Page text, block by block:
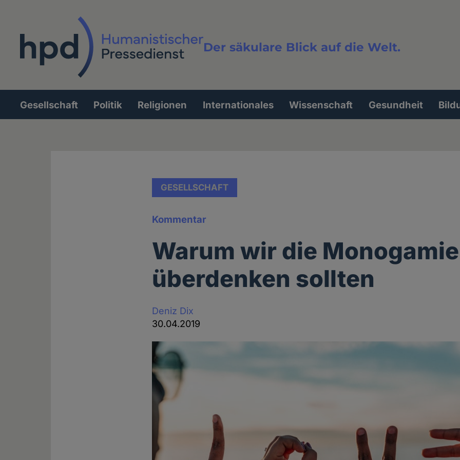
Der säkulare Blick auf die Welt.
Volltextsuche
Hauptnavigation
Gesellschaft Politik Religionen Internationales Wissenschaft Gesundheit
GESELLSCHAFT
Kommentar
Warum wir die Monogamie
überdenken sollten
Deniz Dix
30.04.2019